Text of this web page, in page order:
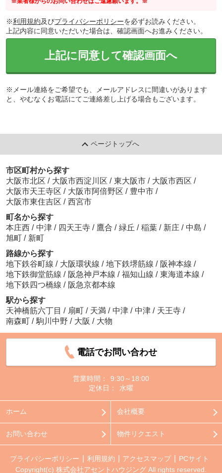
※利用規約及びプライバシーポリシーを必ずお読みください。
上記内容に同意いただいた場合は、確認画面へお進みください。
上記に同意して確認画面へ
※メール連絡をご希望でも、メールアドレスに間違いがあります
と、やむなくお電話にてご連絡差し上げる場合もございます。
ページトップへ
市区町村から探す
大阪市北区 / 大阪市西淀川区 / 東大阪市 / 大阪市西区 /
大阪市天王寺区 / 大阪市阿倍野区 / 豊中市 /
大阪市東住吉区 / 西宮市
町名から探す
本庄西 / 中津 / 四天王寺 / 鷹合 / 緑丘 / 稲葉 / 新庄 / 中島 /
旭町 / 新町
路線から探す
地下鉄谷町線 / 大阪環状線 / 地下鉄堺筋線 / 阪神本線 /
地下鉄御堂筋線 / 阪急神戸本線 / 福知山線 / 東海道本線 /
地下鉄四つ橋線 / 阪急京都本線
駅から探す
天神橋筋六丁目 / 扇町 / 天満 / 中津 / 中津 / 天王寺 /
南森町 / 駒川中野 / 大阪 / 大物
電話でお問い合わせ
営業時間：
9:30～18:00
定休日：
水曜
ホーム 会社概要
お問い合わせ 物件リクエスト
プライバシーポリシー 利用規約 アクセスマップ
PCサイト
Copyright(c) 株式会社アセントハウジング All rights reserved.